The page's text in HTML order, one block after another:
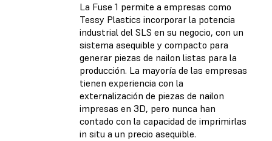
La Fuse 1 permite a empresas como
Tessy Plastics incorporar la potencia
industrial del SLS en su negocio, con un
sistema asequible y compacto para
generar piezas de nailon listas para la
producción. La mayoría de las empresas
tienen experiencia con la
externalización de piezas de nailon
impresas en 3D, pero nunca han
contado con la capacidad de imprimirlas
in situ a un precio asequible.